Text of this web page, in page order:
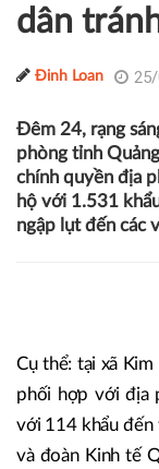
dân
Đinh Loan
Đêm 24, rạng
phòng tỉnh
chính quyền địa
hộ với 1.531
ngập lụt đến các
Cụ thể: tại xã
phối hợp với địa
với 114 khẩu đến
và đoàn Kinh tế